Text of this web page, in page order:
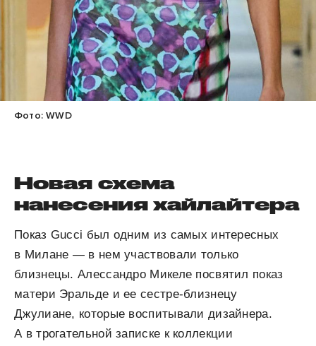
Фото: WWD
Новая схема
нанесения хайлайтера
Показ Gucci был одним из самых интересных
в Милане — в нем участвовали только
близнецы. Алессандро Микеле посвятил показ
матери Эральде и ее сестре-близнецу
Джулиане, которые воспитывали дизайнера.
А в трогательной записке к коллекции